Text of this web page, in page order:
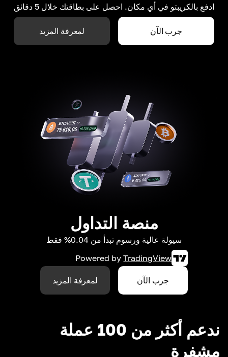
ادفع بالكريبتو في أي مكان. احصل على بطاقتك خلال 5 دقائق
جرب الآن لمعرفة المزيد
منصة التداول
سيولة عالية ورسوم تبدأ من 0.04% فقط
Powered by TradingView
جرب الآن لمعرفة المزيد
ندعم أكثر من 100 عملة
مشفرة